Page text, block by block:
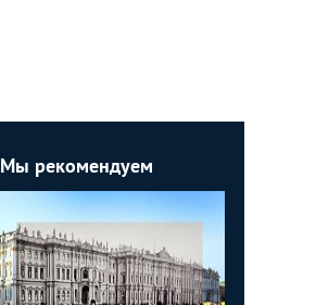
Мы рекомендуем